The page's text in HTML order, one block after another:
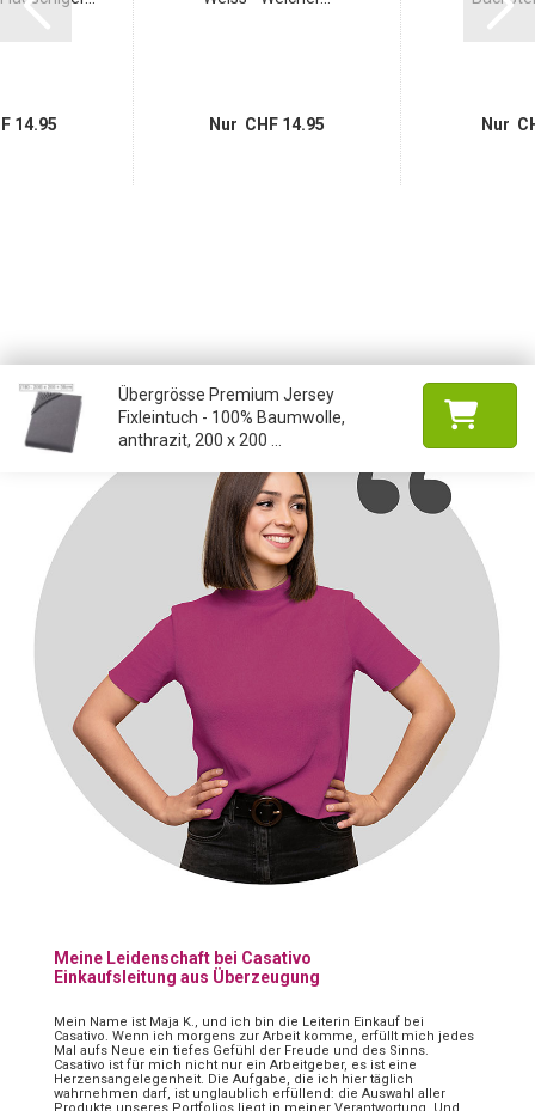
14.95 Nur CHF 14.95 Nur
Übergrösse Premium Jersey
Fixleintuch - 100% Baumwolle,
anthrazit, 200 x 200 ...
Meine Leidenschaft bei Casativo
Einkaufsleitung aus Überzeugung
Mein Name ist Maja K., und ich bin die Leiterin Einkauf bei
Casativo. Wenn ich morgens zur Arbeit komme, erfüllt mich jedes
Mal aufs Neue ein tiefes Gefühl der Freude und des Sinns.
Casativo ist für mich nicht nur ein Arbeitgeber, es ist eine
Herzensangelegenheit. Die Aufgabe, die ich hier täglich
wahrnehmen darf, ist unglaublich erfüllend: die Auswahl aller
Produkte unseres Portfolios liegt in meiner Verantwortung. Und